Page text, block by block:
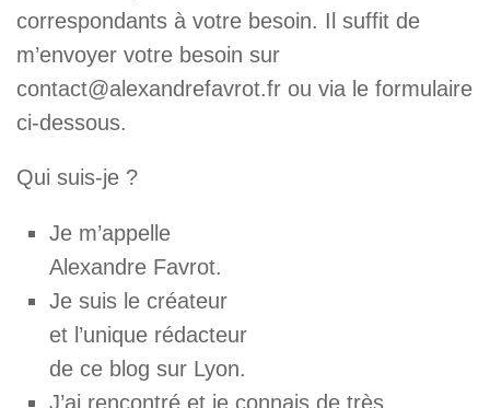
correspondants à votre besoin. Il suffit de
m’envoyer votre besoin sur
contact@alexandrefavrot.fr ou via le formulaire
ci-dessous.
Qui suis-je ?
Je m’appelle
Alexandre Favrot.
Je suis le créateur
et l’unique rédacteur
de ce blog sur Lyon.
J’ai rencontré et je connais de très